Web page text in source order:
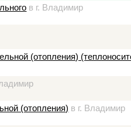
в г. Владимир
(отопления)
(отопления) в г. Владимир